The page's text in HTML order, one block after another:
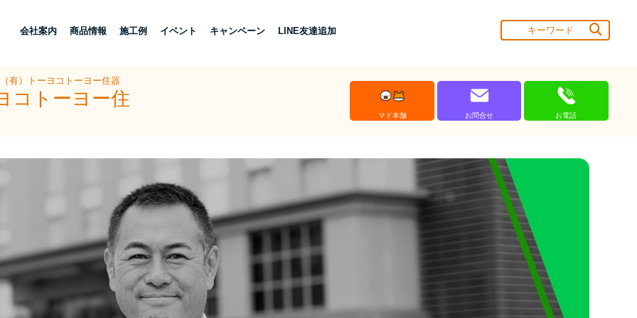
会社案内 商品情報 施工例 イベント キャンペーン LINE友達追加
有）トーヨコトーヨー住器
コトーヨー住
マド本舗 お問合せ お電話